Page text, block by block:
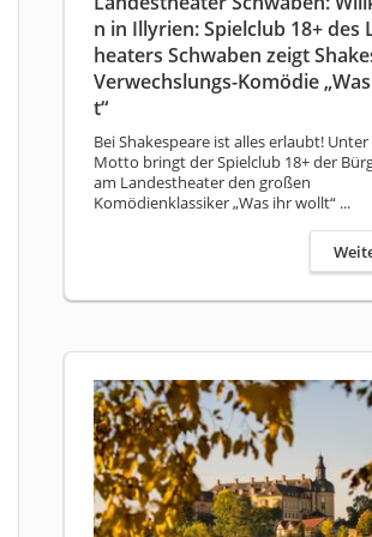
n in Illyrien: Spielclub 18+ des
heaters Schwaben zeigt
Verwechslungs-Komödie
t“
Bei Shakespeare ist alles erlaubt!
Motto bringt der Spielclub 18+ der
am Landestheater den großen
Komödienklassiker „Was ihr wollt“ ...